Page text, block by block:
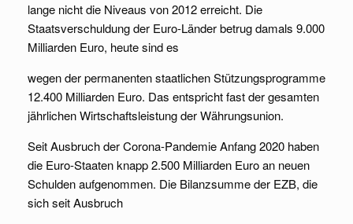
lange nicht die Niveaus von 2012 erreicht. Die
Staatsverschuldung der Euro-Länder betrug damals 9.000
Milliarden Euro, heute sind es
wegen der permanenten staatlichen Stützungsprogramme
12.400 Milliarden Euro. Das entspricht fast der gesamten
jährlichen Wirtschaftsleistung der Währungsunion.
Seit Ausbruch der Corona-Pandemie Anfang 2020 haben
die Euro-Staaten knapp 2.500 Milliarden Euro an neuen
Schulden aufgenommen. Die Bilanzsumme der EZB, die
sich seit Ausbruch